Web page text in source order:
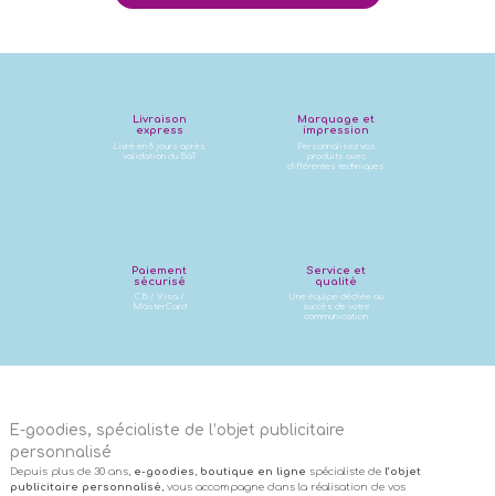
Livraison
express
Livré en 8 jours après
validation du BàT
Marquage et
impression
Personnalisez vos
produits avec
différentes techniques
Paiement
sécurisé
CB / Visa /
MasterCard
Service et
qualité
Une équipe dédiée au
succès de votre
communication
E-goodies, spécialiste de l’objet publicitaire
personnalisé
Depuis plus de 30 ans, e-goodies , boutique en ligne spécialiste de l’objet
publicitaire personnalisé , vous accompagne dans la réalisation de vos